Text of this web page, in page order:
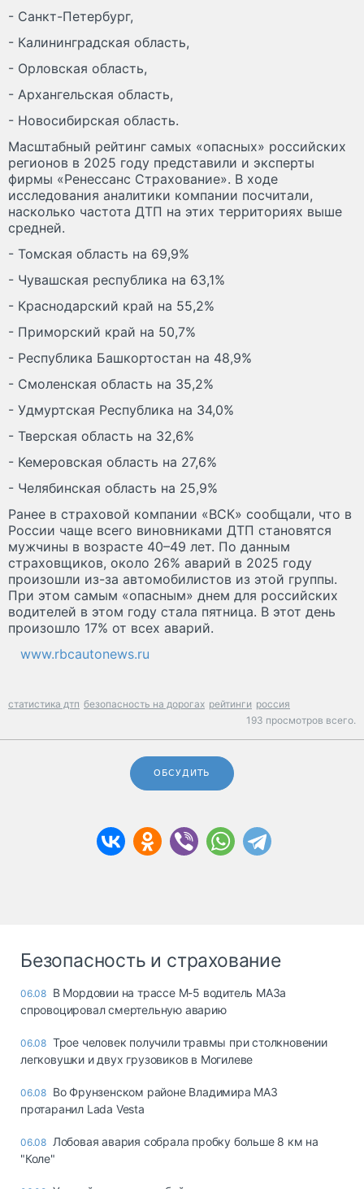
- Санкт-Петербург,
- Калининградская область,
- Орловская область,
- Архангельская область,
- Новосибирская область.
Масштабный рейтинг самых «опасных» российских
регионов в 2025 году представили и эксперты
фирмы «Ренессанс Страхование». В ходе
исследования аналитики компании посчитали,
насколько частота ДТП на этих территориях выше
средней.
- Томская область на 69,9%
- Чувашская республика на 63,1%
- Краснодарский край на 55,2%
- Приморский край на 50,7%
- Республика Башкортостан на 48,9%
- Смоленская область на 35,2%
- Удмуртская Республика на 34,0%
- Тверская область на 32,6%
- Кемеровская область на 27,6%
- Челябинская область на 25,9%
Ранее в страховой компании «ВСК» сообщали, что в
России чаще всего виновниками ДТП становятся
мужчины в возрасте 40–49 лет. По данным
страховщиков, около 26% аварий в 2025 году
произошли из-за автомобилистов из этой группы.
При этом cамым «опасным» днем для российских
водителей в этом году стала пятница. В этот день
произошло 17% от всех аварий.
www.rbcautonews.ru
статистика дтп безопасность на дорогах рейтинги россия
193 просмотров всего.
ОБСУДИТЬ
Безопасность и страхование
06.08 В Мордовии на трассе М-5 водитель МАЗа
спровоцировал смертельную аварию
06.08 Трое человек получили травмы при столкновении
легковушки и двух грузовиков в Могилеве
06.08 Во Фрунзенском районе Владимира МАЗ
протаранил Lada Vesta
06.08 Лобовая авария собрала пробку больше 8 км на
"Коле"